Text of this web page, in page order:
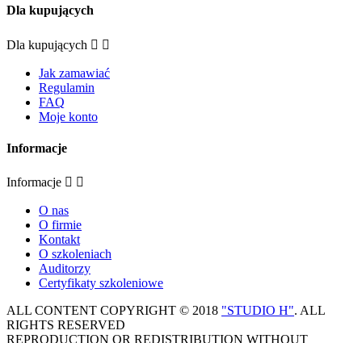
Dla kupujących
Dla kupujących  
Jak zamawiać
Regulamin
FAQ
Moje konto
Informacje
Informacje  
O nas
O firmie
Kontakt
O szkoleniach
Auditorzy
Certyfikaty szkoleniowe
ALL CONTENT COPYRIGHT © 2018 "STUDIO H". ALL
RIGHTS RESERVED
REPRODUCTION OR REDISTRIBUTION WITHOUT